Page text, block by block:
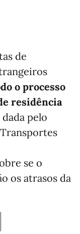
de
o processo
residência
pelo
se o
os atrasos da